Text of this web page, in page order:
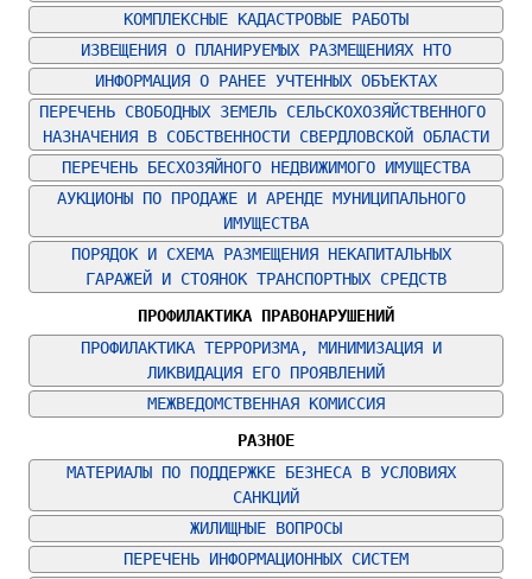
КОМПЛЕКСНЫЕ КАДАСТРОВЫЕ РАБОТЫ
ИЗВЕЩЕНИЯ О ПЛАНИРУЕМЫХ РАЗМЕЩЕНИЯХ НТО
ИНФОРМАЦИЯ О РАНЕЕ УЧТЕННЫХ ОБЪЕКТАХ
ПЕРЕЧЕНЬ СВОБОДНЫХ ЗЕМЕЛЬ СЕЛЬСКОХОЗЯЙСТВЕННОГО
НАЗНАЧЕНИЯ В СОБСТВЕННОСТИ СВЕРДЛОВСКОЙ ОБЛАСТИ
ПЕРЕЧЕНЬ БЕСХОЗЯЙНОГО НЕДВИЖИМОГО ИМУЩЕСТВА
АУКЦИОНЫ ПО ПРОДАЖЕ И АРЕНДЕ МУНИЦИПАЛЬНОГО
ИМУЩЕСТВА
ПОРЯДОК И СХЕМА РАЗМЕЩЕНИЯ НЕКАПИТАЛЬНЫХ
ГАРАЖЕЙ И СТОЯНОК ТРАНСПОРТНЫХ СРЕДСТВ
ПРОФИЛАКТИКА ПРАВОНАРУШЕНИЙ
ПРОФИЛАКТИКА ТЕРРОРИЗМА, МИНИМИЗАЦИЯ И
ЛИКВИДАЦИЯ ЕГО ПРОЯВЛЕНИЙ
МЕЖВЕДОМСТВЕННАЯ КОМИССИЯ
РАЗНОЕ
МАТЕРИАЛЫ ПО ПОДДЕРЖКЕ БЕЗНЕСА В УСЛОВИЯХ
САНКЦИЙ
ЖИЛИЩНЫЕ ВОПРОСЫ
ПЕРЕЧЕНЬ ИНФОРМАЦИОННЫХ СИСТЕМ